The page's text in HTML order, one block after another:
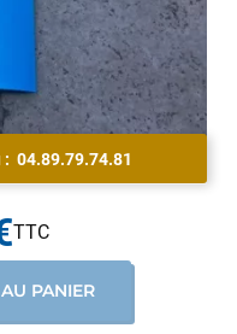
: 04.89.79.74.81
PANIER